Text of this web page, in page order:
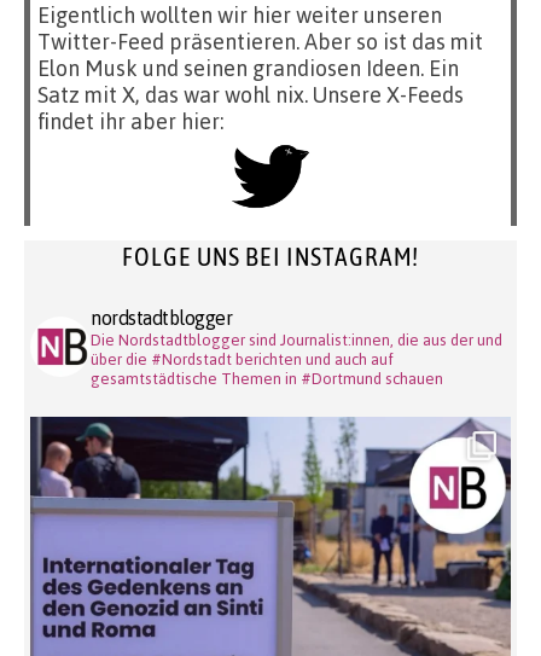
Eigentlich wollten wir hier weiter unseren
Twitter-Feed präsentieren. Aber so ist das mit
Elon Musk und seinen grandiosen Ideen. Ein
Satz mit X, das war wohl nix. Unsere X-Feeds
findet ihr aber hier:
FOLGE UNS BEI INSTAGRAM!
nordstadtblogger
Die Nordstadtblogger sind Journalist:innen, die aus der und
über die #Nordstadt berichten und auch auf
gesamtstädtische Themen in #Dortmund schauen